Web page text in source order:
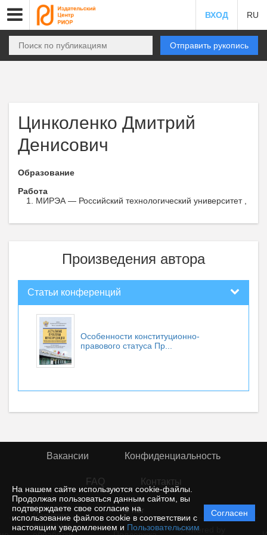
На нашем сайте используются cookie-файлы.
Продолжая пользоваться данным сайтом, вы
подтверждаете свое согласие на
использование файлов cookie в соответствии с
настоящим уведомлением и Пользовательским
Согласен
ВХОД RU
Отправить рукопись
Цинколенко Дмитрий
Денисович
Образование
Работа
МИРЭА — Российский технологический университет ,
Произведения автора
Статьи конференций
Особенности конституционно-
правового статуса Пр...
Вакансии Конфиденциальность
FAQ Контакты
© rior
Политика
защиты и
Powered by